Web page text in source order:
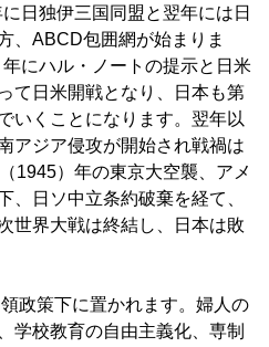
日独伊三国同盟と翌年には日
、ABCD包囲網が始まりま
にハル・ノートの提示と日米
て日米開戦となり、日本も第
いくことになります。翌年以
アジア侵攻が開始され戦禍は
1945）年の東京大空襲、アメ
、日ソ中立条約破棄を経て、
世界大戦は終結し、日本は敗
政策下に置かれます。婦人の
学校教育の自由主義化、専制